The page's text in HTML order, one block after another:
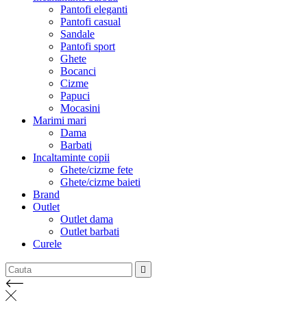
Pantofi eleganti
Pantofi casual
Sandale
Pantofi sport
Ghete
Bocanci
Cizme
Papuci
Mocasini
Marimi mari
Dama
Barbati
Incaltaminte copii
Ghete/cizme fete
Ghete/cizme baieti
Brand
Outlet
Outlet dama
Outlet barbati
Curele
